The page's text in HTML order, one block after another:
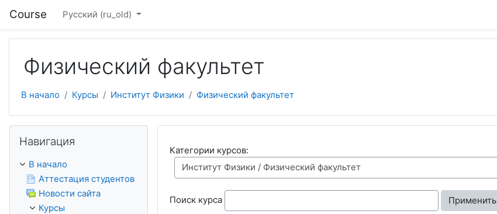
Course Русский ‎(ru_old)‎
Физический факультет
В начало Курсы Институт Физики Физический факультет
Категории курсов:
Поиск курса Применить
Навигация
В начало
Аттестация студентов
Новости сайта
Курсы